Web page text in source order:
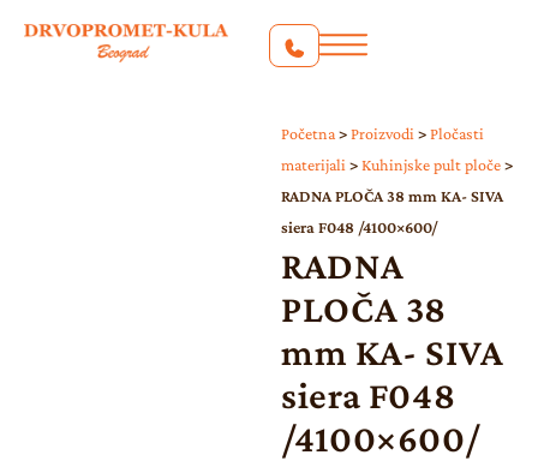
Početna > Proizvodi > Pločasti
materijali > Kuhinjske pult ploče >
RADNA PLOČA 38 mm KA- SIVA
siera F048 /4100×600/
RADNA
PLOČA 38
mm KA- SIVA
siera F048
/4100×600/